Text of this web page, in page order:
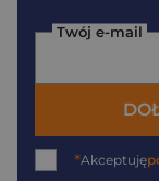
Twój e-mail
*Akceptuję